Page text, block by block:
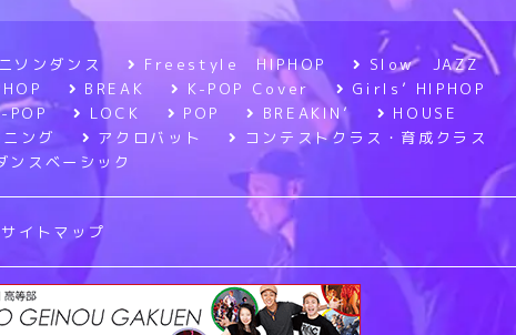
ソンダンス Freestyle HIPHOP
Slow JAZZ
BREAK K-POP Cover
Girls’ HIPHOP
POP LOCK POP BREAKIN’
HOUSE
ング アクロバット
コンテストクラス・育成クラス
ンスベーシック
サイトマップ